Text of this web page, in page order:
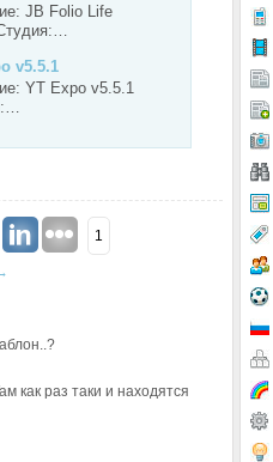
JB Folio Life
v5.5.1
YT Expo v5.5.1
1
как раз таки и находятся